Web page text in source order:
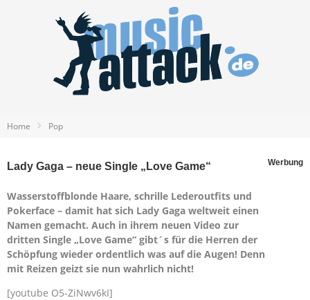
Home Pop
Lady Gaga – neue Single „Love Game“ Werbung
Wasserstoffblonde Haare, schrille Lederoutfits und
Pokerface – damit hat sich Lady Gaga weltweit einen
Namen gemacht. Auch in ihrem neuen Video zur
dritten Single „Love Game“ gibt´s für die Herren der
Schöpfung wieder ordentlich was auf die Augen! Denn
mit Reizen geizt sie nun wahrlich nicht!
[youtube O5-ZiNwv6kI]